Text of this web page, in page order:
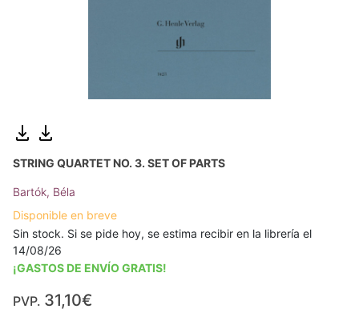
STRING QUARTET NO. 3. SET OF PARTS
Bartók, Béla
Disponible en breve
Sin stock. Si se pide hoy, se estima recibir en la librería el
14/08/26
¡GASTOS DE ENVÍO GRATIS!
PVP. 31,10€